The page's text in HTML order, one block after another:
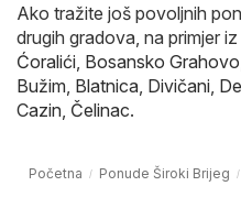
Ako tražite još povoljnih
drugih gradova, na primjer
Ćoralići Bosansko Grahovo
Bužim Blatnica Divičani
Cazin Čelinac.
Početna Ponude Široki Brijeg